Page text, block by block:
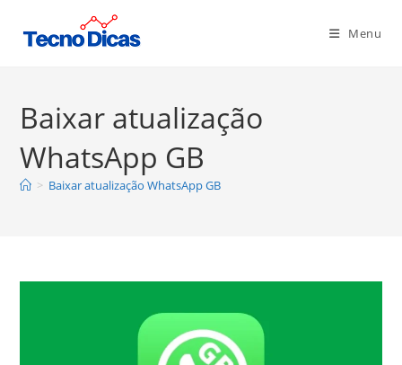
para
Menu
Baixar atualização
WhatsApp GB
> Baixar atualização WhatsApp GB